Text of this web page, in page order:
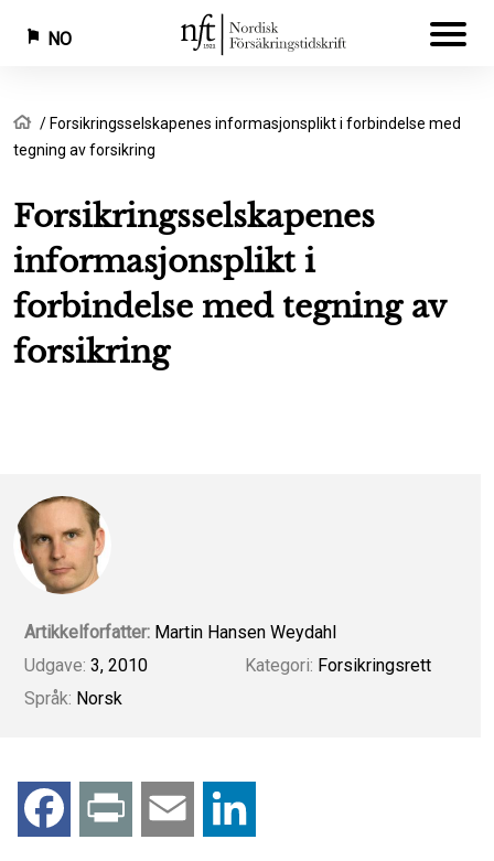
Hopp
til
NO
Navigasjonssti
Hjem
Forsikringsselskapenes informasjonsplikt i forbindelse med
tegning av forsikring
Forsikringsselskapenes
informasjonsplikt i
forbindelse med tegning av
forsikring
Artikkelforfatter: Martin Hansen Weydahl
Udgave: 3, 2010
Språk: Norsk
Kategori: Forsikringsrett